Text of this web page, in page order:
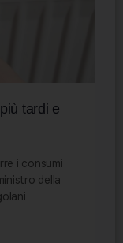
tardi e
i consumi
della